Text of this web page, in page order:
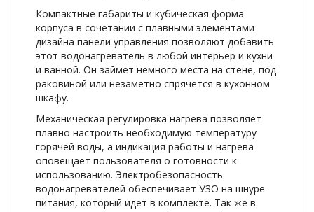
Компактные габариты и кубическая форма
корпуса в сочетании с плавными элементами
дизайна панели управления позволяют добавить
этот водонагреватель в любой интерьер и кухни
и ванной. Он займет немного места на стене, под
раковиной или незаметно спрячется в кухонном
шкафу.
Механическая регулировка нагрева позволяет
плавно настроить необходимую температуру
горячей воды, а индикация работы и нагрева
оповещает пользователя о готовности к
использованию. Электробезопасность
водонагревателей обеспечивает УЗО на шнуре
питания, который идет в комплекте. Так же в